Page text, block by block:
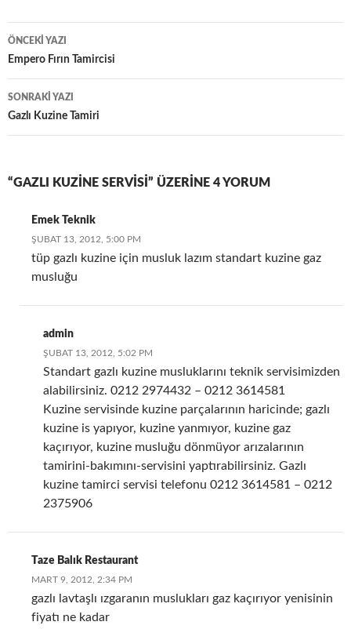
Yazı
dolaşımı
ÖNCEKI YAZI
Empero Fırın Tamircisi
SONRAKI YAZI
Gazlı Kuzine Tamiri
“GAZLI KUZINE SERVISI” ÜZERINE 4 YORUM
Emek Teknik
ŞUBAT 13, 2012, 5:00 PM
tüp gazlı kuzine için musluk lazım standart kuzine gaz
musluğu
admin
ŞUBAT 13, 2012, 5:02 PM
Standart gazlı kuzine musluklarını teknik servisimizden
alabilirsiniz. 0212 2974432 – 0212 3614581
Kuzine servisinde kuzine parçalarının haricinde; gazlı
kuzine is yapıyor, kuzine yanmıyor, kuzine gaz
kaçırıyor, kuzine musluğu dönmüyor arızalarının
tamirini-bakımını-servisini yaptırabilirsiniz. Gazlı
kuzine tamirci servisi telefonu 0212 3614581 – 0212
2375906
Taze Balık Restaurant
MART 9, 2012, 2:34 PM
gazlı lavtaşlı ızgaranın muslukları gaz kaçırıyor yenisinin
fiyatı ne kadar